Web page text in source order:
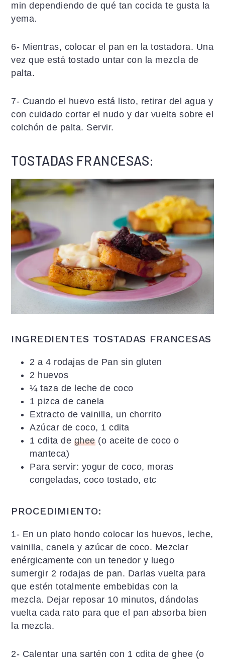
min dependiendo de qué tan cocida te gusta la
yema.
6- Mientras, colocar el pan en la tostadora. Una
vez que está tostado untar con la mezcla de
palta.
7- Cuando el huevo está listo, retirar del agua y
con cuidado cortar el nudo y dar vuelta sobre el
colchón de palta. Servir.
TOSTADAS FRANCESAS:
INGREDIENTES TOSTADAS FRANCESAS
2 a 4 rodajas de Pan sin gluten
2 huevos
¼ taza de leche de coco
1 pizca de canela
Extracto de vainilla, un chorrito
Azúcar de coco, 1 cdita
1 cdita de ghee(o aceite de coco o
manteca)
Para servir: yogur de coco, moras
congeladas, coco tostado, etc
PROCEDIMIENTO:
1- En un plato hondo colocar los huevos, leche,
vainilla, canela y azúcar de coco. Mezclar
enérgicamente con un tenedor y luego
sumergir 2 rodajas de pan. Darlas vuelta para
que estén totalmente embebidas con la
mezcla. Dejar reposar 10 minutos, dándolas
vuelta cada rato para que el pan absorba bien
la mezcla.
2- Calentar una sartén con 1 cdita de ghee (o